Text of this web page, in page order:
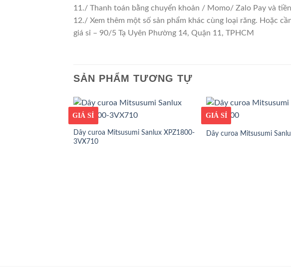
11./ Thanh toán bằng chuyển khoản / Momo/ Zalo Pay và
12./ Xem thêm một số sản phẩm khác cùng loại răng. Hoặc
giá sỉ – 90/5 Tạ Uyên Phường 14, Quận 11, TPHCM
SẢN PHẨM TƯƠNG TỰ
GIÁ TỐT
GIÁ SỈ
Dây curoa Mitsusumi Sanlux XPZ1800-
3VX710
GIÁ TỐT
GIÁ SỈ
Dây curoa Mitsusumi